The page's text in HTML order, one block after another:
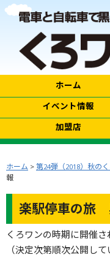
ホーム
イベント情報
加盟店
ホーム >第24弾（2018）秋の
報
楽駅停車の旅
くろワンの時期に開催
（決定次第順次公開して